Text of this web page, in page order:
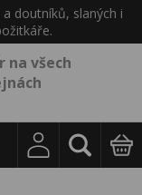
doutníků, slaných i
na všech